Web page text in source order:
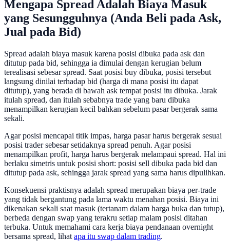
Mengapa Spread Adalah Biaya Masuk
yang Sesungguhnya (Anda Beli pada Ask,
Jual pada Bid)
Spread adalah biaya masuk karena posisi dibuka pada ask dan
ditutup pada bid, sehingga ia dimulai dengan kerugian belum
terealisasi sebesar spread. Saat posisi buy dibuka, posisi tersebut
langsung dinilai terhadap bid (harga di mana posisi itu dapat
ditutup), yang berada di bawah ask tempat posisi itu dibuka. Jarak
itulah spread, dan itulah sebabnya trade yang baru dibuka
menampilkan kerugian kecil bahkan sebelum pasar bergerak sama
sekali.
Agar posisi mencapai titik impas, harga pasar harus bergerak sesuai
posisi trader sebesar setidaknya spread penuh. Agar posisi
menampilkan profit, harga harus bergerak melampaui spread. Hal ini
berlaku simetris untuk posisi short: posisi sell dibuka pada bid dan
ditutup pada ask, sehingga jarak spread yang sama harus dipulihkan.
Konsekuensi praktisnya adalah spread merupakan biaya per-trade
yang tidak bergantung pada lama waktu menahan posisi. Biaya ini
dikenakan sekali saat masuk (tertanam dalam harga buka dan tutup),
berbeda dengan swap yang terakru setiap malam posisi ditahan
terbuka. Untuk memahami cara kerja biaya pendanaan overnight
bersama spread, lihat apa itu swap dalam trading.